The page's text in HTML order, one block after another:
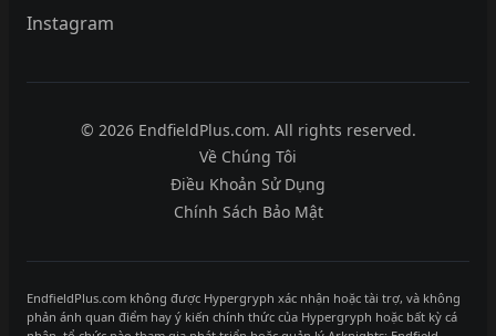
Instagram
© 2026 EndfieldPlus.com. All rights reserved.
Về Chúng Tôi
Điều Khoản Sử Dụng
Chính Sách Bảo Mật
EndfieldPlus.com không được Hypergryph xác nhận hoặc tài trợ, và không
phản ánh quan điểm hay ý kiến chính thức của Hypergryph hoặc bất kỳ cá